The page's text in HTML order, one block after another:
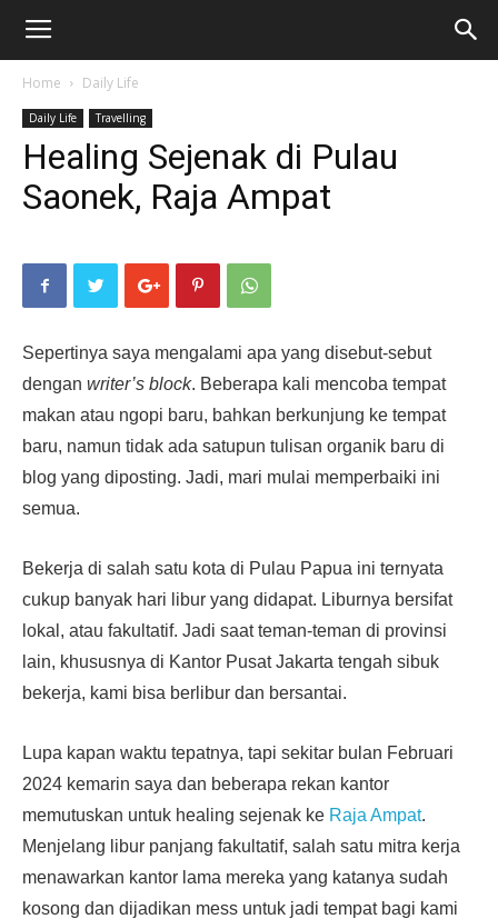
Home Daily Life
Daily Life Travelling
Healing Sejenak di Pulau
Saonek, Raja Ampat
Sepertinya saya mengalami apa yang disebut-sebut
dengan writer’s block. Beberapa kali mencoba tempat
makan atau ngopi baru, bahkan berkunjung ke tempat
baru, namun tidak ada satupun tulisan organik baru di
blog yang diposting. Jadi, mari mulai memperbaiki ini
semua.
Bekerja di salah satu kota di Pulau Papua ini ternyata
cukup banyak hari libur yang didapat. Liburnya bersifat
lokal, atau fakultatif. Jadi saat teman-teman di provinsi
lain, khususnya di Kantor Pusat Jakarta tengah sibuk
bekerja, kami bisa berlibur dan bersantai.
Lupa kapan waktu tepatnya, tapi sekitar bulan Februari
2024 kemarin saya dan beberapa rekan kantor
memutuskan untuk healing sejenak ke Raja Ampat.
Menjelang libur panjang fakultatif, salah satu mitra kerja
menawarkan kantor lama mereka yang katanya sudah
kosong dan dijadikan mess untuk jadi tempat bagi kami